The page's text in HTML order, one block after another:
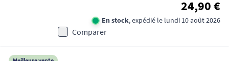
24,90 €
En stock, expédié le lundi 10 août 2026
Comparer